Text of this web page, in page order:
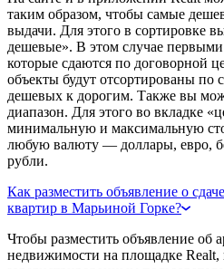
таким образом, чтобы самые
выдачи. Для этого в сортировке
дешевые». В этом случае
которые сдаются по договорной
объекты будут отсортированы
дешевых к дорогим. Также вы
диапазон. Для этого во вкладке
минимальную и максимальную
любую валюту — доллары, евро,
рубли.
Как разместить объявление о
квартир в Марьиной Горке?
Чтобы разместить объявление об
недвижимости на площадке